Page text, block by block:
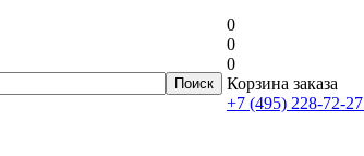
0
0
0
Корзина заказа
+7 (495) 228-72-27